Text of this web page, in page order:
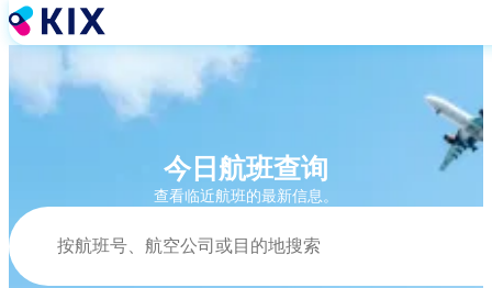
跳
转
主
要
今日航班查询
查看临近航班的最新信息。